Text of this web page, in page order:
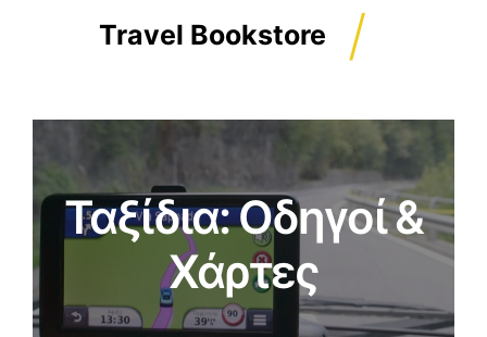
Travel Bookstore /
Ταξίδια: Οδηγοί &
Χάρτες